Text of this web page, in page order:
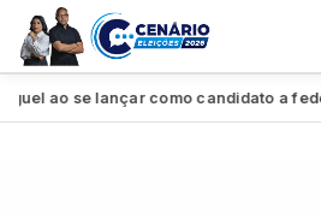
ao se lançar como candidato a federal●